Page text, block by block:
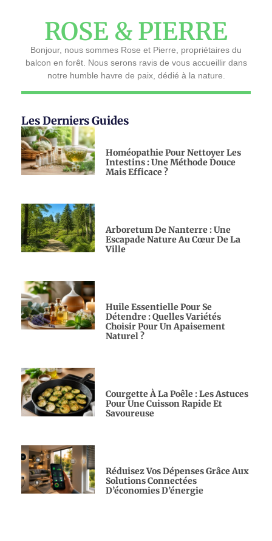
ROSE & PIERRE
Bonjour, nous sommes Rose et Pierre, propriétaires du
balcon en forêt. Nous serons ravis de vous accueillir dans
notre humble havre de paix, dédié à la nature.
Les Derniers Guides
Homéopathie Pour Nettoyer Les
Intestins : Une Méthode Douce
Mais Efficace ?
Arboretum De Nanterre : Une
Escapade Nature Au Cœur De La
Ville
Huile Essentielle Pour Se
Détendre : Quelles Variétés
Choisir Pour Un Apaisement
Naturel ?
Courgette À La Poêle : Les Astuces
Pour Une Cuisson Rapide Et
Savoureuse
Réduisez Vos Dépenses Grâce Aux
Solutions Connectées
D’économies D’énergie